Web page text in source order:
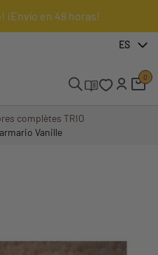
¡Envío en 48 horas!
ES
0
complètes TRIO
Vanille